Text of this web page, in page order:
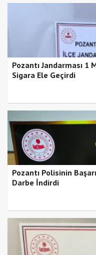
Pozantı Jandarması
Sigara Ele Geçirdi
Pozantı Polisinin
Darbe İndirdi